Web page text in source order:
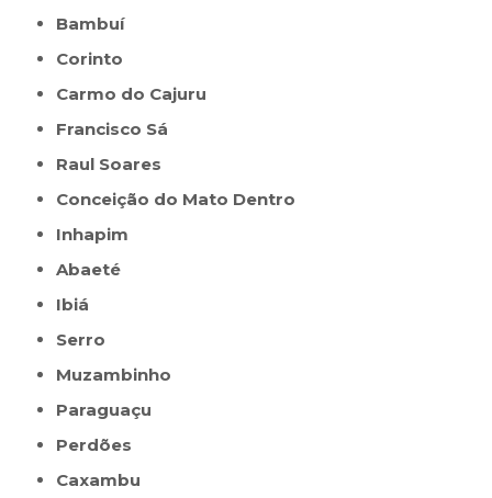
Bambuí
Corinto
Carmo do Cajuru
Francisco Sá
Raul Soares
Conceição do Mato Dentro
Inhapim
Abaeté
Ibiá
Serro
Muzambinho
Paraguaçu
Perdões
Caxambu